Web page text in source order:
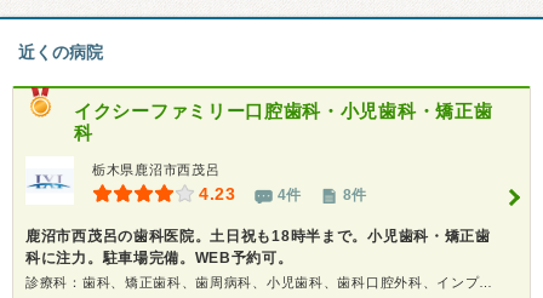
近くの病院
イクシーファミリー口腔歯科・小児歯科・矯正歯
科
栃木県鹿沼市西茂呂
4.23 4件 8件
鹿沼市西茂呂の歯科医院。土日祝も18時半まで。小児歯科・矯正歯
科に注力。駐車場完備。WEB予約可。
診療科：歯科、矯正歯科、歯周病科、小児歯科、歯科口腔外科、インプラント、ホワイトニング